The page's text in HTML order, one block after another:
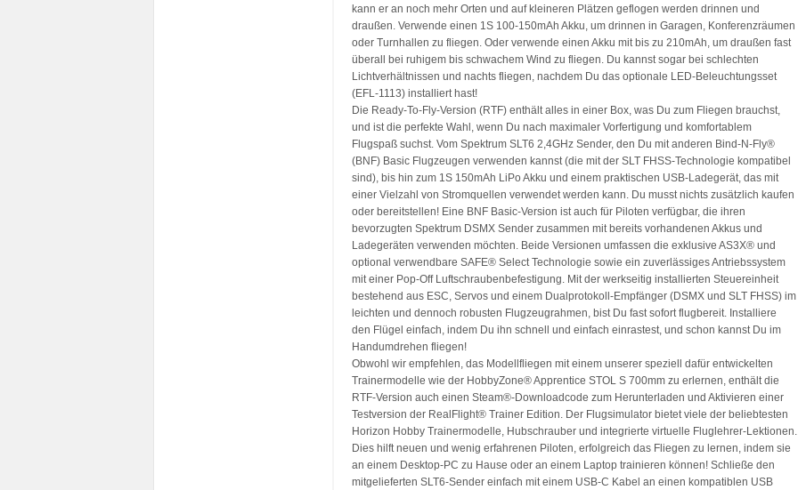
kann er an noch mehr Orten und auf kleineren Plätzen geflogen werden drinnen und
draußen. Verwende einen 1S 100-150mAh Akku, um drinnen in Garagen, Konferenzräumen
oder Turnhallen zu fliegen. Oder verwende einen Akku mit bis zu 210mAh, um draußen fast
überall bei ruhigem bis schwachem Wind zu fliegen. Du kannst sogar bei schlechten
Lichtverhältnissen und nachts fliegen, nachdem Du das optionale LED-Beleuchtungsset
(EFL-1113) installiert hast!
Die Ready-To-Fly-Version (RTF) enthält alles in einer Box, was Du zum Fliegen brauchst,
und ist die perfekte Wahl, wenn Du nach maximaler Vorfertigung und komfortablem
Flugspaß suchst. Vom Spektrum SLT6 2,4GHz Sender, den Du mit anderen Bind-N-Fly®
(BNF) Basic Flugzeugen verwenden kannst (die mit der SLT FHSS-Technologie kompatibel
sind), bis hin zum 1S 150mAh LiPo Akku und einem praktischen USB-Ladegerät, das mit
einer Vielzahl von Stromquellen verwendet werden kann. Du musst nichts zusätzlich kaufen
oder bereitstellen! Eine BNF Basic-Version ist auch für Piloten verfügbar, die ihren
bevorzugten Spektrum DSMX Sender zusammen mit bereits vorhandenen Akkus und
Ladegeräten verwenden möchten. Beide Versionen umfassen die exklusive AS3X® und
optional verwendbare SAFE® Select Technologie sowie ein zuverlässiges Antriebssystem
mit einer Pop-Off Luftschraubenbefestigung. Mit der werkseitig installierten Steuereinheit
bestehend aus ESC, Servos und einem Dualprotokoll-Empfänger (DSMX und SLT FHSS) im
leichten und dennoch robusten Flugzeugrahmen, bist Du fast sofort flugbereit. Installiere
den Flügel einfach, indem Du ihn schnell und einfach einrastest, und schon kannst Du im
Handumdrehen fliegen!
Obwohl wir empfehlen, das Modellfliegen mit einem unserer speziell dafür entwickelten
Trainermodelle wie der HobbyZone® Apprentice STOL S 700mm zu erlernen, enthält die
RTF-Version auch einen Steam®-Downloadcode zum Herunterladen und Aktivieren einer
Testversion der RealFlight® Trainer Edition. Der Flugsimulator bietet viele der beliebtesten
Horizon Hobby Trainermodelle, Hubschrauber und integrierte virtuelle Fluglehrer-Lektionen.
Dies hilft neuen und wenig erfahrenen Piloten, erfolgreich das Fliegen zu lernen, indem sie
an einem Desktop-PC zu Hause oder an einem Laptop trainieren können! Schließe den
mitgelieferten SLT6-Sender einfach mit einem USB-C Kabel an einen kompatiblen USB